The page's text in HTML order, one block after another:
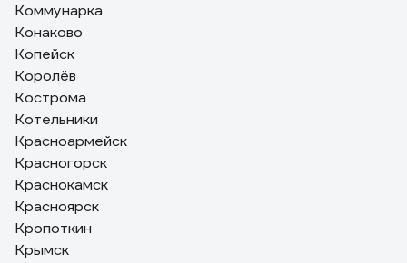
Коммунарка
Конаково
Копейск
Королёв
Кострома
Котельники
Красноармейск
Красногорск
Краснокамск
Красноярск
Кропоткин
Крымск